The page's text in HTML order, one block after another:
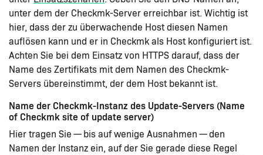
unter dem der Checkmk-Server erreichbar ist. Wichtig ist
hier, dass der zu überwachende Host diesen Namen
auflösen kann und er in Checkmk als Host konfiguriert ist.
Achten Sie bei dem Einsatz von HTTPS darauf, dass der
Name des Zertifikats mit dem Namen des Checkmk-
Servers übereinstimmt, der dem Host bekannt ist.
Name der Checkmk-Instanz des Update-Servers (Name
of Checkmk site of update server)
Hier tragen Sie — bis auf wenige Ausnahmen — den
Namen der Instanz ein, auf der Sie gerade diese Regel